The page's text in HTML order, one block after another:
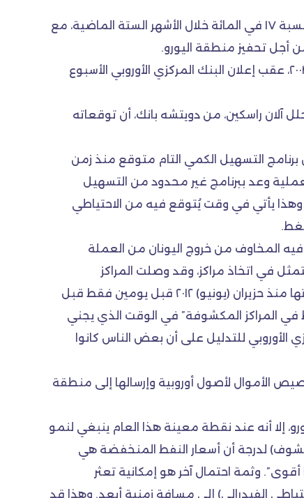
الهبوط في قيمة اليورو بلغ أصلا نسبة لا يستهان بها، إذ انخفض تقريبا ٨ في المائة هذا العام مقابل الدولار، وتراجع بنسبة ١٧ في المائة خلال الأشهر الستة الماضية، مع
أجل تحفيز منطقة اليورو.
ويمزق المحللون الآن التوقعات بشأن اليورو هذا العام بعد انخفاضه إلى ما دون ١.١٢ مقابل الدولار لأول مرة منذ عام ٢٠٠٣، عقب إعلان البنك المركزي الأوروبي الأسبوع
دولار بعد ثلاثة أشهر، بينما يلاحظ المحلل آلان راسكين، من دويتشه بانك، أن توقعاته
التسهيل الكمي التام متوقع منذ زمن
وعد ببرنامج غير محدود من التسهيل
على التحسن. وهذا يأتي في وقت يُتوقع فيه من الاحتياطي
فيه المخاوف من خروج اليونان من العملة
في اتخاذ مراكز، وقد وصلت المراكز
المكشوفة بالنسبة لليورو مقابل الدولار– أي المراهنة على أنه سينخفض بدلا من أن يرتفع- وصلت إلى أعلى مستوياتها منذ حزيران (يونيو) ٢٠١٢ قبل يومين فقط قبل
في المراكز المكشوفة” في الوقت الذي يجني
التي سبقت إعلان البنك المركزي الأوروبي للتدليل على أن بعض الناس كانوا
الأموال لأصول أوروبية وإرسالها إلى منطقة
إلا أنه عند نقطة معينة هذا العام ينبغي لنمو
لدرجة أن أسعار النفط المنخفضة هي
وثمة احتمال آخر هو إمكانية تعثر
الفيدرالي) إلى مسافة زمنية أبعد. وهذا قد